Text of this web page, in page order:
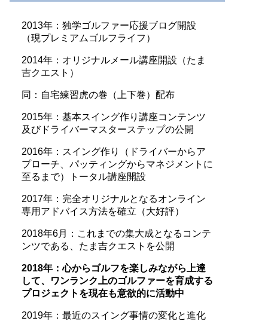
2013年：独学ゴルファー応援ブログ開設
（現プレミアムゴルフライフ）
2014年：オリジナルメール講座開設（たま
吉クエスト）
同：自宅練習虎の巻（上下巻）配布
2015年：基本スイング作り講座コンテンツ
及びドライバーマスターステップの公開
2016年：スイング作り（ドライバーからア
プローチ、パッティングからマネジメントに
至るまで）トータル講座開設
2017年：完全オリジナルとなるオンライン
専用アドバイス方法を確立（大好評）
2018年6月：これまでの集大成となるコンテ
ンツである、たま吉クエストを公開
2018年：心からゴルフを楽しみながら上達
して、ワンランク上のゴルファーを育成する
プロジェクトを現在も意欲的に活動中
2019年：最近のスイング事情の変化と進化